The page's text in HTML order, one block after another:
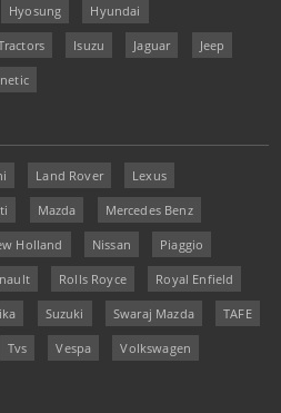
Hyosung Hyundai
Isuzu Jaguar Jeep
Land Rover Lexus
Mazda Mercedes Benz
Holland Nissan Piaggio
Rolls Royce Royal Enfield
Suzuki Swaraj Mazda TAFE
Tvs Vespa Volkswagen